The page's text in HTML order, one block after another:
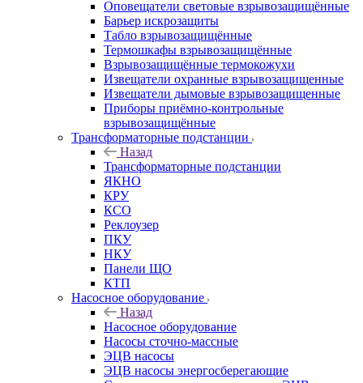
Оповещатели световые взрывозащищённые
Барьер искрозащиты
Табло взрывозащищённые
Термошкафы взрывозащищённые
Взрывозащищённые термокожухи
Извещатели охранные взрывозащищенные
Извещатели дымовые взрывозащищенные
Приборы приёмно-контрольные
взрывозащищённые
Трансформаторные подстанции
Назад
Трансформаторные подстанции
ЯКНО
КРУ
КСО
Реклоузер
ПКУ
НКУ
Панели ЩО
КТП
Насосное оборудование
Назад
Насосное оборудование
Насосы сточно-массные
ЭЦВ насосы
ЭЦВ насосы энергосберегающие